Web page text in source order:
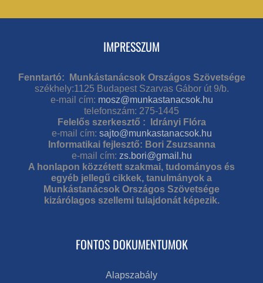
IMPRESSZUM
Fenntartó: Munkástanácsok Országos Szövetsége
székhely:1125 Budapest Szarvas Gábor út 9/b.
e-mail cím: mosz@munkastanacsok.hu
telefonszám: 275-1445
Felelős szerkesztő : Idrányi Flóra
e-mail cím: sajto@munkastanacsok.hu
Informatikai fejlesztő: Bori Zsuzsanna
e-mail cím: zs.bori@gmail.hu
A honlapon közzétett szakmai, tudományos és
egyéb jellegű cikkek, tanulmányok a
Munkástanácsok Országos Szövetsége
kizárólagos szellemi tulajdonát képezik.
FONTOS DOKUMENTUMOK
Alapszabály